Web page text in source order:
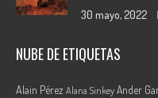
30 mayo, 2022
NUBE DE ETIQUETAS
Alain PérezAlana SinkeyAnder